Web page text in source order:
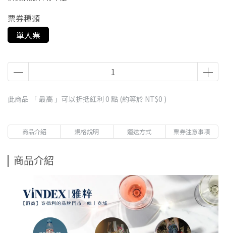
票券種類
單人票
此商品 「 最高 」可以折抵紅利 0 點 (約等於 NT$0 )
商品介紹 規格說明 運送方式 票券注意事項
商品介紹